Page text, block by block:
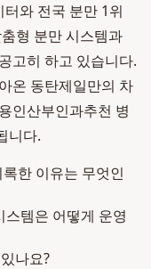
와 전국 분만 1위
형 분만 시스템과
고히 하고 있습니다.
온 동탄제일만의 차
인산부인과추천 병
니다.
한 이유는 무엇인
템은 어떻게 운영
나요?